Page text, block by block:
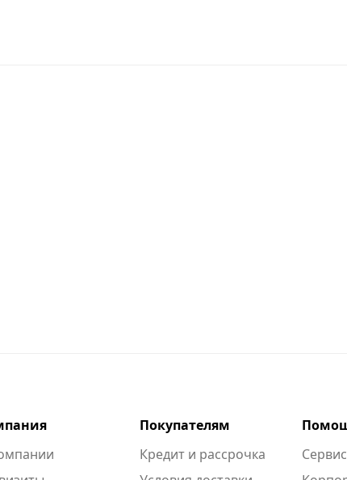
Покупателям
Кредит и рассрочка